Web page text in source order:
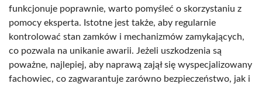
funkcjonuje poprawnie, warto pomyśleć o skorzystaniu z
pomocy eksperta. Istotne jest także, aby regularnie
kontrolować stan zamków i mechanizmów zamykających,
co pozwala na unikanie awarii. Jeżeli uszkodzenia są
poważne, najlepiej, aby naprawą zajął się wyspecjalizowany
fachowiec, co zagwarantuje zarówno bezpieczeństwo, jak i